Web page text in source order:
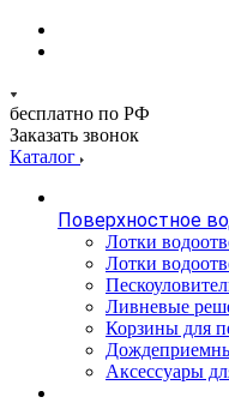
бесплатно по РФ
Заказать звонок
Каталог
Поверхностное
Лотки
Лотки
Ливневые
Корзины для
Аксессуары